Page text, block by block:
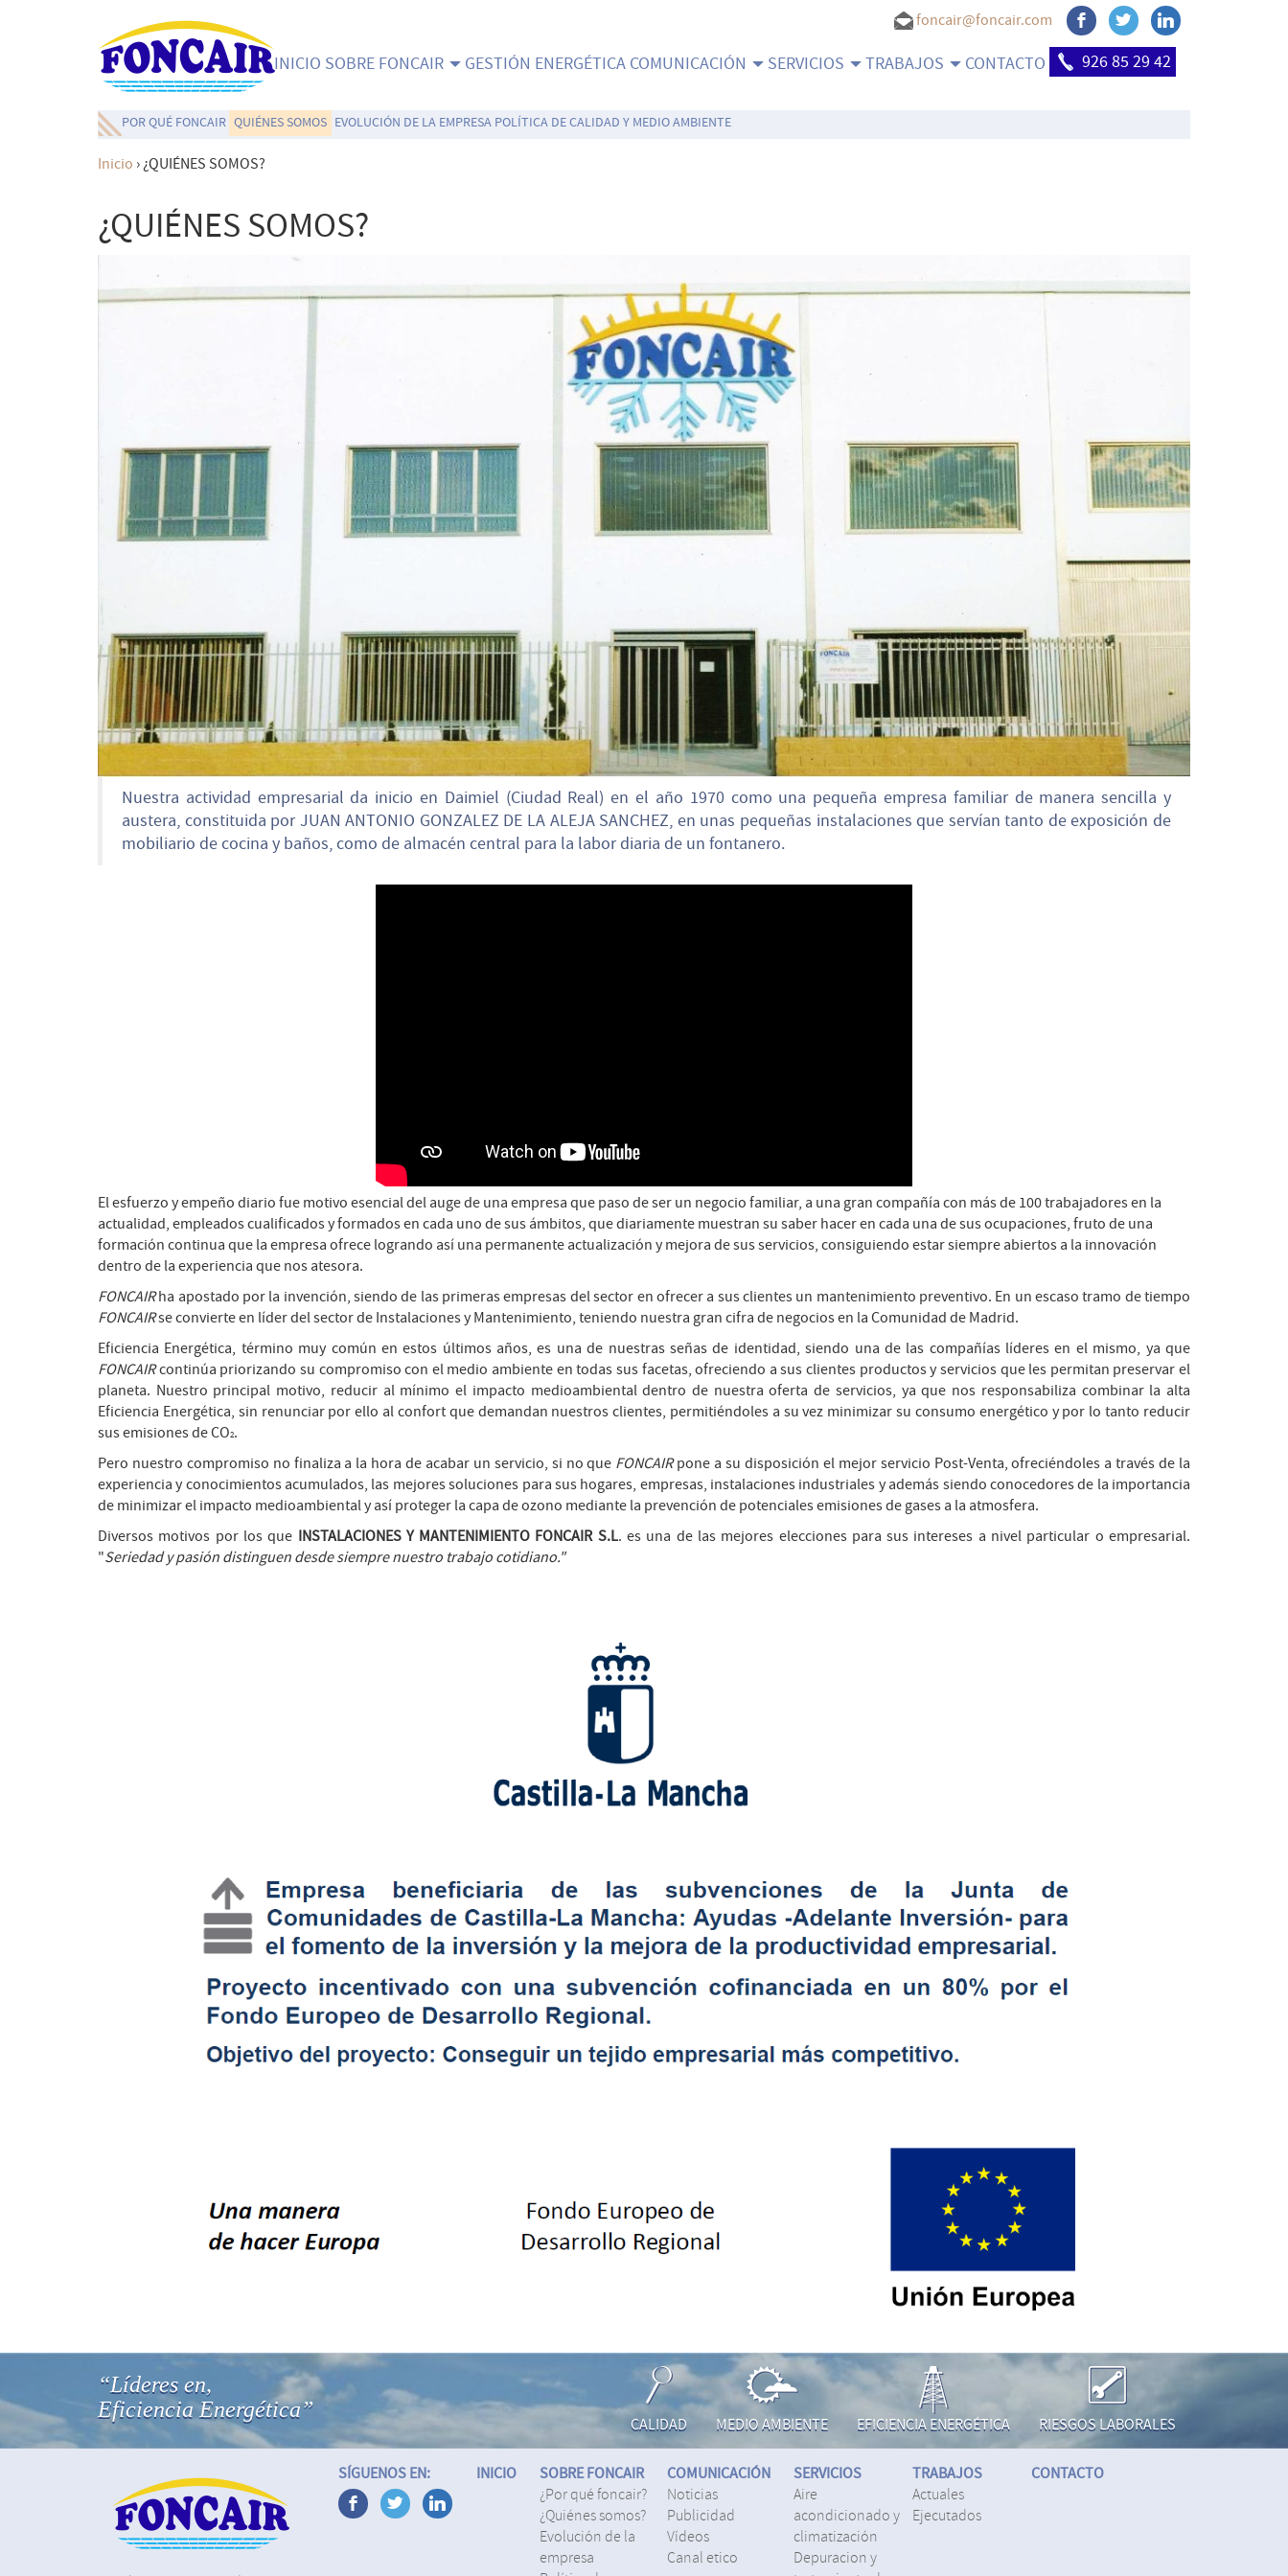
foncair@foncair.com
INICIO SOBRE FONCAIR GESTIÓN ENERGÉTICA COMUNICACIÓN SERVICIOS TRABAJOS CONTACTO 926 85 29 42
POR QUÉ FONCAIR QUIÉNES SOMOS EVOLUCIÓN DE LA EMPRESA POLÍTICA DE CALIDAD Y MEDIO AMBIENTE
Inicio ›¿QUIÉNES SOMOS?
¿QUIÉNES SOMOS?
Nuestra actividad empresarial da inicio en Daimiel (Ciudad Real) en el año 1970 como una pequeña empresa familiar de manera sencilla y
austera, constituida por JUAN ANTONIO GONZALEZ DE LA ALEJA SANCHEZ, en unas pequeñas instalaciones que servían tanto de exposición de
mobiliario de cocina y baños, como de almacén central para la labor diaria de un fontanero.
El esfuerzo y empeño diario fue motivo esencial del auge de una empresa que paso de ser un negocio familiar, a una gran compañía con más de 100 trabajadores en la
actualidad, empleados cualificados y formados en cada uno de sus ámbitos, que diariamente muestran su saber hacer en cada una de sus ocupaciones, fruto de una
formación continua que la empresa ofrece logrando así una permanente actualización y mejora de sus servicios, consiguiendo estar siempre abiertos a la innovación
dentro de la experiencia que nos atesora.
FONCAIRha apostado por la invención, siendo de las primeras empresas del sector en ofrecer a sus clientes un mantenimiento preventivo. En un escaso tramo de tiempo
FONCAIRse convierte en líder del sector de Instalaciones y Mantenimiento, teniendo nuestra gran cifra de negocios en la Comunidad de Madrid.
Eficiencia Energética, término muy común en estos últimos años, es una de nuestras señas de identidad, siendo una de las compañías líderes en el mismo, ya que
FONCAIRcontinúa priorizando su compromiso con el medio ambiente en todas sus facetas, ofreciendo a sus clientes productos y servicios que les permitan preservar el
planeta. Nuestro principal motivo, reducir al mínimo el impacto medioambiental dentro de nuestra oferta de servicios, ya que nos responsabiliza combinar la alta
Eficiencia Energética, sin renunciar por ello al confort que demandan nuestros clientes, permitiéndoles a su vez minimizar su consumo energético y por lo tanto reducir
sus emisiones de CO2.
Pero nuestro compromiso no finaliza a la hora de acabar un servicio, si no que FONCAIRpone a su disposición el mejor servicio Post-Venta, ofreciéndoles a través de la
experiencia y conocimientos acumulados, las mejores soluciones para sus hogares, empresas, instalaciones industriales y además siendo conocedores de la importancia
de minimizar el impacto medioambiental y así proteger la capa de ozono mediante la prevención de potenciales emisiones de gases a la atmosfera.
Diversos motivos por los que INSTALACIONES Y MANTENIMIENTO FONCAIR S.L. es una de las mejores elecciones para sus intereses a nivel particular o empresarial.
"Seriedad y pasión distinguen desde siempre nuestro trabajo cotidiano."
“Líderes en,
Eficiencia Energética”
CALIDAD MEDIO AMBIENTE EFICIENCIA ENERGÉTICA RIESGOS LABORALES
SÍGUENOS EN: INICIO
SOBRE FONCAIR
¿por qué foncair?
¿quiénes somos?
evolución de la
empresa
COMUNICACIÓN
noticias
publicidad
vídeos
canal etico
SERVICIOS
aire
acondicionado y
climatización
depuracion y
TRABAJOS
actuales
ejecutados
CONTACTO